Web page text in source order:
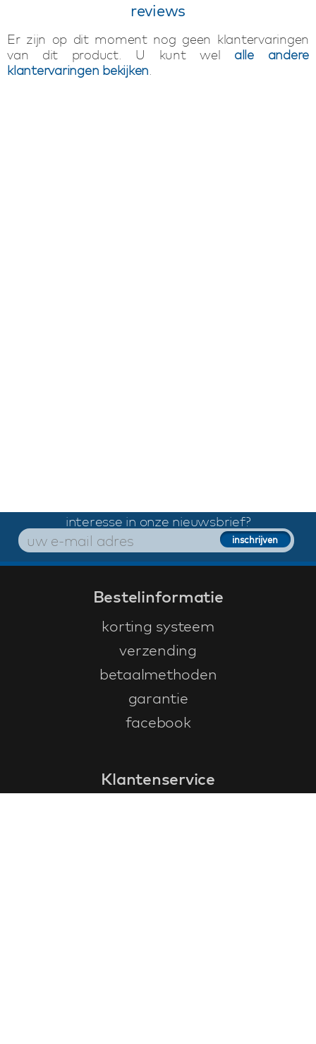
reviews
Er zijn op dit moment nog geen klantervaringen
van dit product. U kunt wel alle andere
klantervaringen bekijken.
interesse in onze nieuwsbrief?
Bestelinformatie
korting systeem
verzending
betaalmethoden
garantie
facebook
Klantenservice